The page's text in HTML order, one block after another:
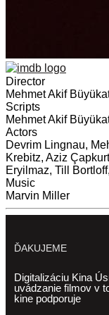
Director
Mehmet Akif
Scripts
Mehmet Akif
Actors
Devrim Lingnau,
Krebitz, Aziz
Eryilmaz, Till
Music
Marvin Miller
ĎAKUJEME
Digitalizáciu Kina
uvádzanie filmov v
kine podporuje